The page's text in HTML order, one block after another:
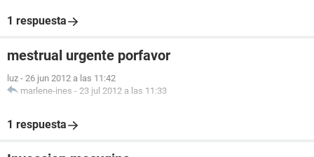
1 respuesta
mestrual urgente porfavor
luz - 26 jun 2012 a las 11:42
marlene-ines - 23 jul 2012 a las 11:33
1 respuesta